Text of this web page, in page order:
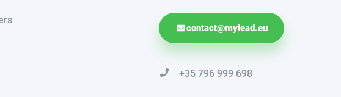
contact@mylead.eu
+35 796 999 698